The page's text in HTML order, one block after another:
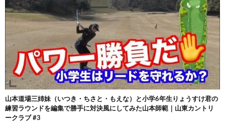
山本道場三姉妹（いつき・ちさと・もえな）と小学6年生りょうすけ君の
練習ラウンドを編集で勝手に対決風にしてみた山本師範｜山東カントリ
ークラブ #3